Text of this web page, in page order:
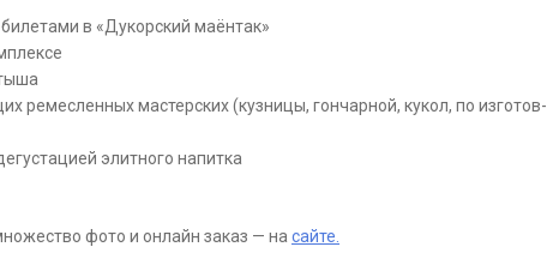
в «Дукорский маён­так»
ре­мес­лен­ных ма­стер­ских (куз­ни­цы, гон­чар­ной, ку­кол, по из­го­тов­
элитного напитка
фото и онлайн заказ — на сайте.